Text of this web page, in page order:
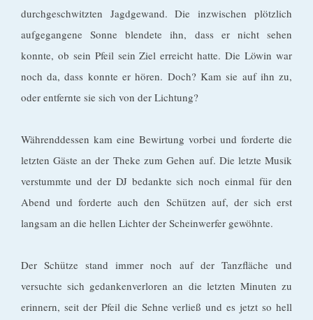
durchgeschwitzten Jagdgewand. Die inzwischen plötzlich
aufgegangene Sonne blendete ihn, dass er nicht sehen
konnte, ob sein Pfeil sein Ziel erreicht hatte. Die Löwin war
noch da, dass konnte er hören. Doch? Kam sie auf ihn zu,
oder entfernte sie sich von der Lichtung?
Währenddessen kam eine Bewirtung vorbei und forderte die
letzten Gäste an der Theke zum Gehen auf. Die letzte Musik
verstummte und der DJ bedankte sich noch einmal für den
Abend und forderte auch den Schützen auf, der sich erst
langsam an die hellen Lichter der Scheinwerfer gewöhnte.
Der Schütze stand immer noch auf der Tanzfläche und
versuchte sich gedankenverloren an die letzten Minuten zu
erinnern, seit der Pfeil die Sehne verließ und es jetzt so hell